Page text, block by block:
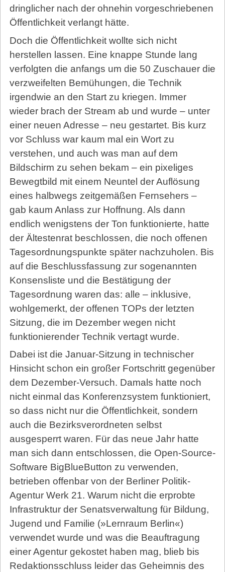
dringlicher nach der ohnehin vorgeschriebenen
Öffentlichkeit verlangt hätte.
Doch die Öffentlichkeit wollte sich nicht
herstellen lassen. Eine knappe Stunde lang
verfolgten die anfangs um die 50 Zuschauer die
verzweifelten Bemühungen, die Technik
irgendwie an den Start zu kriegen. Immer
wieder brach der Stream ab und wurde – unter
einer neuen Adresse – neu gestartet. Bis kurz
vor Schluss war kaum mal ein Wort zu
verstehen, und auch was man auf dem
Bildschirm zu sehen bekam – ein pixeliges
Bewegtbild mit einem Neuntel der Auflösung
eines halbwegs zeitgemäßen Fernsehers –
gab kaum Anlass zur Hoffnung. Als dann
endlich wenigstens der Ton funktionierte, hatte
der Ältestenrat beschlossen, die noch offenen
Tagesordnungspunkte später nachzuholen. Bis
auf die Beschlussfassung zur sogenannten
Konsensliste und die Bestätigung der
Tagesordnung waren das: alle – inklusive,
wohlgemerkt, der offenen TOPs der letzten
Sitzung, die im Dezember wegen nicht
funktionierender Technik vertagt wurde.
Dabei ist die Januar-Sitzung in technischer
Hinsicht schon ein gro­ßer Fortschritt gegenüber
dem Dezember-Versuch. Damals hatte noch
nicht einmal das Kon­fe­renz­sys­tem funktioniert,
so dass nicht nur die Öffentlichkeit, sondern
auch die Bezirksverordneten selbst
ausgesperrt waren. Für das neue Jahr hatte
man sich dann entschlossen, die Open-Source-
Software BigBlueButton zu verwenden,
betrieben offenbar von der Berliner Politik-
Agentur Werk 21. Warum nicht die erprobte
Infrastruktur der Senatsverwaltung für Bildung,
Jugend und Familie (»Lernraum Berlin«)
verwendet wurde und was die Beauftragung
einer Agentur gekostet haben mag, blieb bis
Redaktionsschluss leider das Geheimnis des